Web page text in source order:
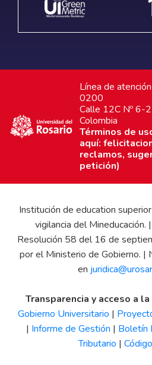
Línea de
0200
Calle 12C Nº 6-
Colombia
Términos de
aquí:
reclamos,
petición)
Institución de education
vigilancia del Mineducación.
Resolución 58 del 16 de
por el Ministerio de Gobierno. |
en
Transparencia y acceso a
Gobierno Universitario |
| Informe de Gestión | Boletín
Tributario |